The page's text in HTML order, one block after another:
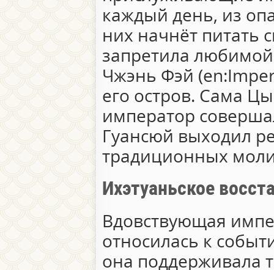
каждый день, из
них начнёт питать
запретила
Чжэнь Фэй
его остров. Сама
император
Гуансюй выходил
традиционных
Ихэтуаньское
Вдовствующая
относилась к
она поддерживала